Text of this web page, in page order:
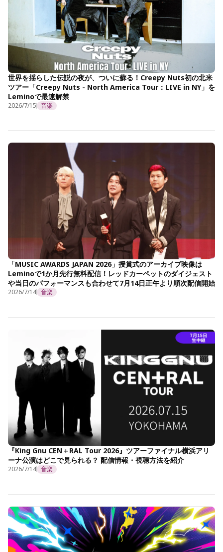
世界を揺らした伝説の夜が、ついに蘇る！Creepy Nuts初の北米
ツアー「Creepy Nuts - North America Tour：LIVE in NY」を
Leminoで最速解禁
2026/7/15 音楽
「MUSIC AWARDS JAPAN 2026」授賞式のアーカイブ映像は
Leminoで1か月先行無料配信！レッドカーペットのダイジェスト
や当日のパフォーマンスも合わせて7月14日正午より順次配信開始
2026/7/14 音楽
『King Gnu CEN＋RAL Tour 2026』ツアーファイナル横浜アリ
ーナ公演はどこで見られる？ 配信情報・視聴方法を紹介
2026/7/14 音楽